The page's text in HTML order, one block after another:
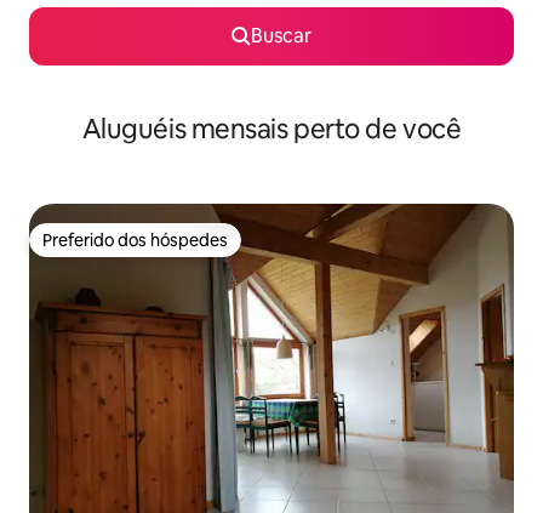
Buscar
Aluguéis mensais perto de você
Preferido dos hóspedes
Preferido dos hóspedes